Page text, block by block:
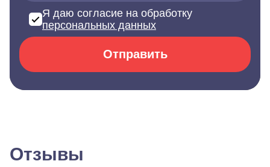
Я даю согласие на обработку
персональных данных
Отправить
Отзывы